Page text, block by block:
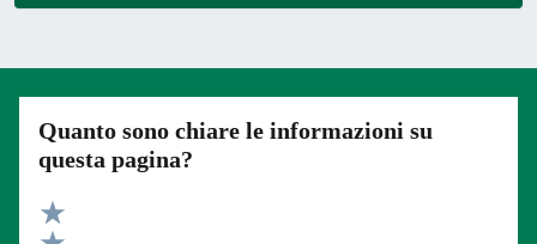
Quanto sono chiare le informazioni su
questa pagina?
Valuta 5 stelle su 5